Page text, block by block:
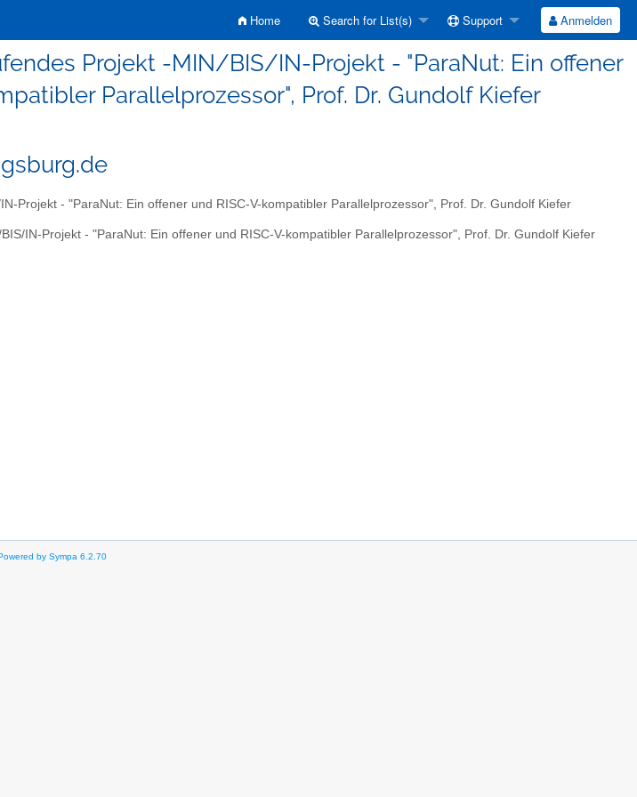
Home Search for List(s) Support Anmelden
Projekt -MIN/BIS/IN-Projekt - "ParaNut: Ein offener
Parallelprozessor", Prof. Dr. Gundolf Kiefer
Projekt - "ParaNut: Ein offener und RISC-V-kompatibler Parallelprozessor", Prof. Dr. Gundolf Kiefer
IN-Projekt - "ParaNut: Ein offener und RISC-V-kompatibler Parallelprozessor", Prof. Dr. Gundolf Kiefer
by Sympa 6.2.70